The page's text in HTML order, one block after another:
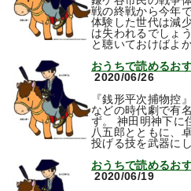
戦の終戦から今年
体験した世代は減
は失われるでしょ
と聴いておけばよ
おうちで読めるお
2020/06/26
『銭形平次捕物
などの時代劇で有
ず。 神田明神下に
八五郎とともに、
投げる技を武器に
おうちで読めるお
2020/06/19